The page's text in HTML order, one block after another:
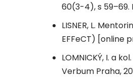
60(3-4), s 59–69.
LISNER, L.
EFFeCT) [online
LOMNICKÝ, I. a
Verbum Praha,